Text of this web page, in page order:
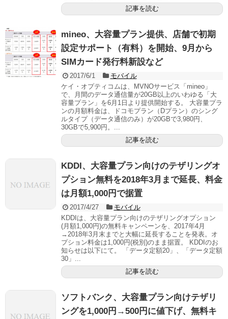
記事を読む
mineo、大容量プラン提供、店舗で初期
設定サポート（有料）を開始、9月から
SIMカード発行料新設など
2017/6/1
モバイル
ケイ・オプティコムは、MVNOサービス「mineo」
で、月間のデータ通信量が20GB以上のいわゆる「大
容量プラン」を6月1日より提供開始する。 大容量プラ
ンの月額料金は、ドコモプラン（Dプラン）のシング
ルタイプ（データ通信のみ）が20GBで3,980円、
30GBで5,900円。...
記事を読む
KDDI、大容量プラン向けのテザリングオ
プション無料を2018年3月まで延長、料金
は月額1,000円で据置
2017/4/27
モバイル
KDDIは、大容量プラン向けのテザリングオプション
(月額1,000円)の無料キャンペーンを、2017年4月
→2018年3月末までと大幅に延長することを発表。オ
プション料金は1,000円(税別)のまま据置。 KDDIのお
知らせは以下にて。 「データ定額20」、「データ定額
30」...
記事を読む
ソフトバンク、大容量プラン向けテザリ
ングを1,000円→500円に値下げ、無料キ